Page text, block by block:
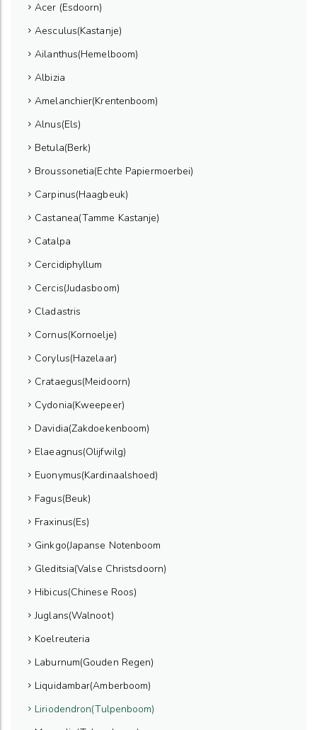
Acer (Esdoorn)
Aesculus(Kastanje)
Ailanthus(Hemelboom)
Albizia
Amelanchier(Krentenboom)
Alnus(Els)
Betula(Berk)
Broussonetia(Echte Papiermoerbei)
Carpinus(Haagbeuk)
Castanea(Tamme Kastanje)
Catalpa
Cercidiphyllum
Cercis(Judasboom)
Cladastris
Cornus(Kornoelje)
Corylus(Hazelaar)
Crataegus(Meidoorn)
Cydonia(Kweepeer)
Davidia(Zakdoekenboom)
Elaeagnus(Olijfwilg)
Euonymus(Kardinaalshoed)
Fagus(Beuk)
Fraxinus(Es)
Ginkgo(Japanse Notenboom
Gleditsia(Valse Christsdoorn)
Hibicus(Chinese Roos)
Juglans(Walnoot)
Koelreuteria
Laburnum(Gouden Regen)
Liquidambar(Amberboom)
Liriodendron(Tulpenboom)